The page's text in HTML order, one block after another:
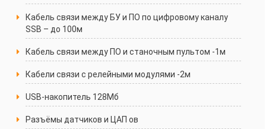
Кабель связи между БУ и ПО по цифровому каналу
SSB – до 100м
Кабель связи между ПО и станочным пультом -1м
Кабели связи с релейными модулями -2м
USB-накопитель 128Мб
Разъёмы датчиков и ЦАП ов